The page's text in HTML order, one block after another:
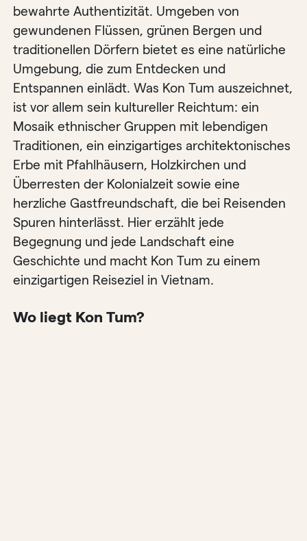
bewahrte Authentizität. Umgeben von
gewundenen Flüssen, grünen Bergen und
traditionellen Dörfern bietet es eine natürliche
Umgebung, die zum Entdecken und
Entspannen einlädt. Was Kon Tum auszeichnet,
ist vor allem sein kultureller Reichtum: ein
Mosaik ethnischer Gruppen mit lebendigen
Traditionen, ein einzigartiges architektonisches
Erbe mit Pfahlhäusern, Holzkirchen und
Überresten der Kolonialzeit sowie eine
herzliche Gastfreundschaft, die bei Reisenden
Spuren hinterlässt. Hier erzählt jede
Begegnung und jede Landschaft eine
Geschichte und macht Kon Tum zu einem
einzigartigen Reiseziel in Vietnam.
Wo liegt Kon Tum?